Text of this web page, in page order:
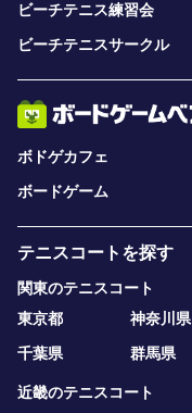
ビーチテニス練習会
ビーチテニスサークル
ボドゲカフェ
ボードゲーム
テニスコートを探す
関東のテニスコート
東京都
神奈川県
千葉県
群馬県
近畿のテニスコート